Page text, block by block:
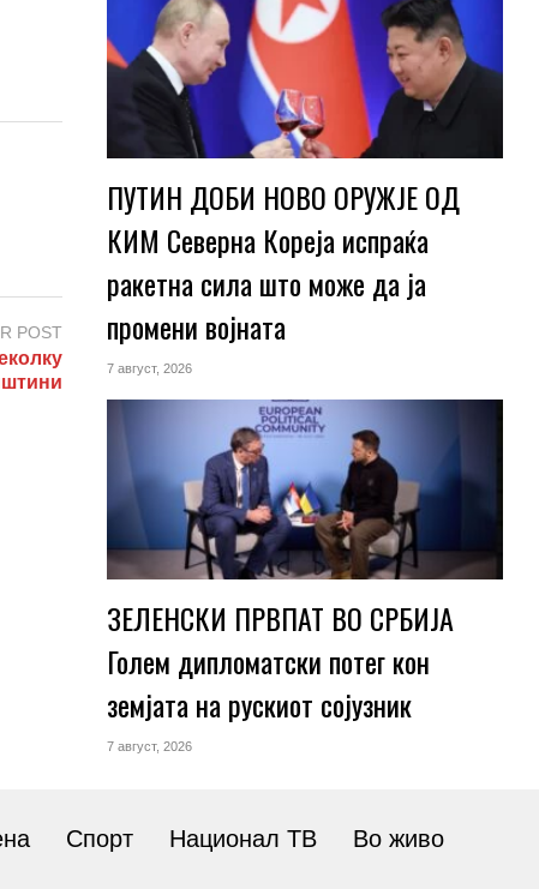
POST
ПУТИН ДОБИ НОВО ОРУЖЈЕ ОД
КИМ Северна Кореја испраќа
ракетна сила што може да ја
промени војната
7 август, 2026
ЗЕЛЕНСКИ ПРВПАТ ВО СРБИЈА
Голем дипломатски потег кон
земјата на рускиот сојузник
7 август, 2026
Спорт Национал ТВ Во живо